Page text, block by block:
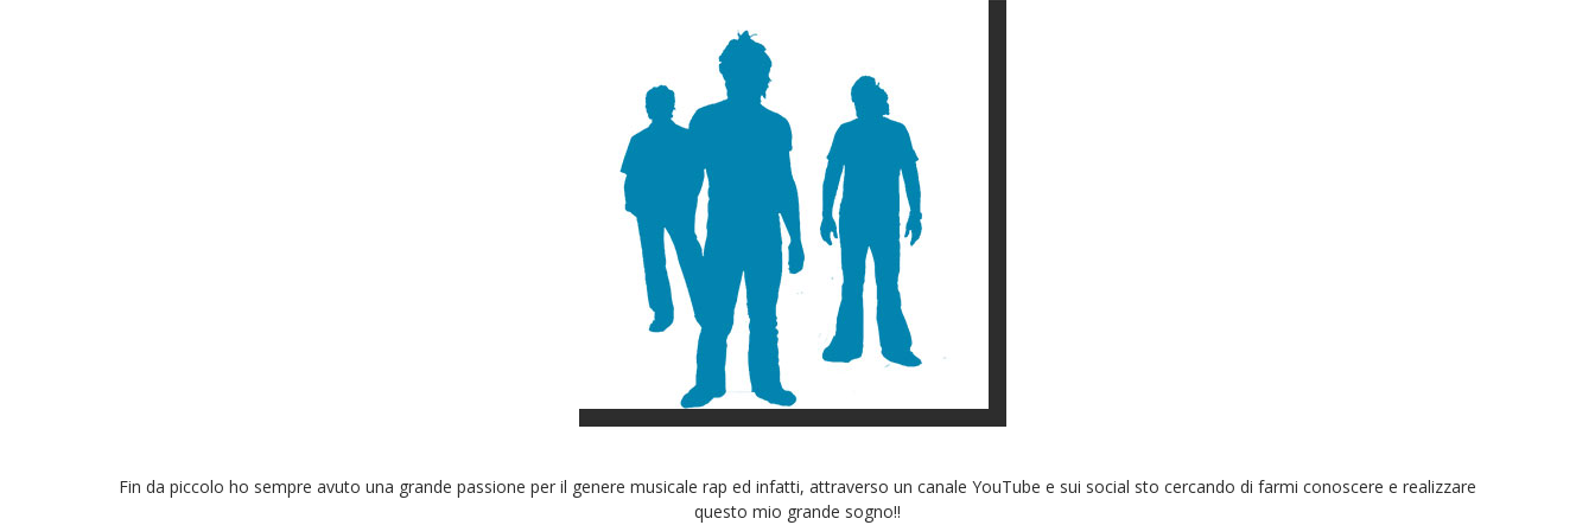
Fin da piccolo ho sempre avuto una grande passione per il genere musicale rap ed infatti, attraverso un canale YouTube e sui social sto cercando di farmi conoscere e realizzare
questo mio grande sogno!!